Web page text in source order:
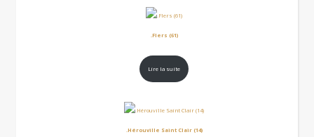
.Flers (61)
Lire la suite
.Hérouville Saint Clair (14)